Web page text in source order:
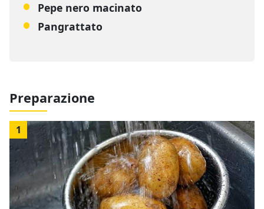
Pepe nero macinato
Pangrattato
Preparazione
1